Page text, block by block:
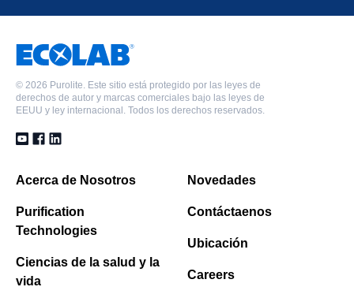
© 2026 Purolite. Este sitio está protegido por las leyes de
derechos de autor y marcas comerciales bajo las leyes de
EEUU y ley internacional. Todos los derechos reservados.
Acerca de Nosotros
Purification
Technologies
Ciencias de la salud y la
vida
Novedades
Contáctaenos
Ubicación
Careers